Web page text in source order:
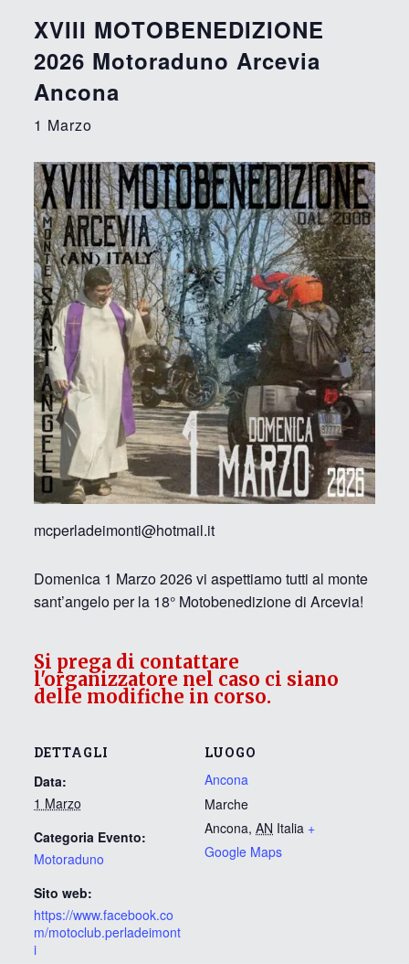
XVIII MOTOBENEDIZIONE
2026 Motoraduno Arcevia
Ancona
1 Marzo
mcperladeimonti@hotmail.it
Domenica 1 Marzo 2026 vi aspettiamo tutti al monte
sant’angelo per la 18° Motobenedizione di Arcevia!
DETTAGLI
Data:
1 Marzo
Categoria Evento:
Motoraduno
Sito web:
https://www.facebook.co
m/motoclub.perladeimont
i
LUOGO
Ancona
Marche
Ancona, AN Italia +
Google Maps
Si prega di contattare
l'organizzatore nel caso ci siano
delle modifiche in corso.